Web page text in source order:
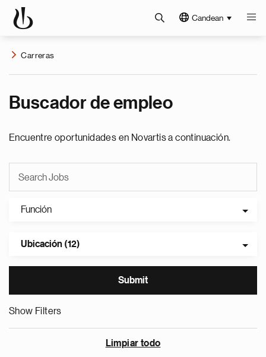
Candean
Carreras
Buscador de empleo
Encuentre oportunidades en Novartis a continuación.
Función
Ubicación (12)
Show Filters
Limpiar todo